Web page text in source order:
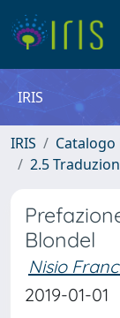
IRIS
IRIS Catalogo
2.5
Blondel
Nisio
2019-01-01